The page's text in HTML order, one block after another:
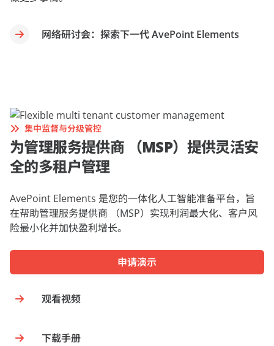
网络研讨会：探索下一代 AvePoint Elements
集中监督与分级管控
为管理服务提供商 （MSP）提供灵活安
全的多租户管理
AvePoint Elements 是您的一体化人工智能准备平台，旨
在帮助管理服务提供商 （MSP）实现利润最大化、客户风
险最小化并加快盈利增长。
申请演示
观看视频
下载手册